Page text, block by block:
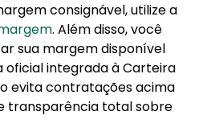
consignável, utilize a
. Além disso, você
sua margem disponível
integrada à Carteira
evita contratações acima
transparência total sobre